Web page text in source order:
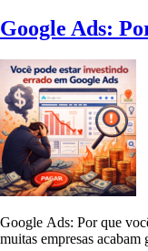
Google Ads:
Google Ads: Por que
muitas empresas